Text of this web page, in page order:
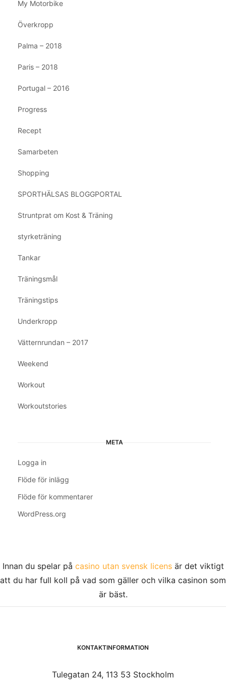
My Motorbike
Överkropp
Palma – 2018
Paris – 2018
Portugal – 2016
Progress
Recept
Samarbeten
Shopping
SPORTHÄLSAS BLOGGPORTAL
Struntprat om Kost & Träning
styrketräning
Tankar
Träningsmål
Träningstips
Underkropp
Vätternrundan – 2017
Weekend
Workout
Workoutstories
META
Logga in
Flöde för inlägg
Flöde för kommentarer
WordPress.org
Innan du spelar på casino utan svensk licensär det viktigt
att du har full koll på vad som gäller och vilka casinon som
är bäst.
KONTAKTINFORMATION
Tulegatan 24, 113 53 Stockholm